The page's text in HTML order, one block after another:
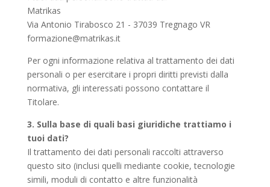
Matrikas
Via Antonio Tirabosco 21 - 37039 Tregnago VR
formazione@matrikas.it
Per ogni informazione relativa al trattamento dei dati
personali o per esercitare i propri diritti previsti dalla
normativa, gli interessati possono contattare il
Titolare.
3. Sulla base di quali basi giuridiche trattiamo i
tuoi dati?
Il trattamento dei dati personali raccolti attraverso
questo sito (inclusi quelli mediante cookie, tecnologie
simili, moduli di contatto e altre funzionalità